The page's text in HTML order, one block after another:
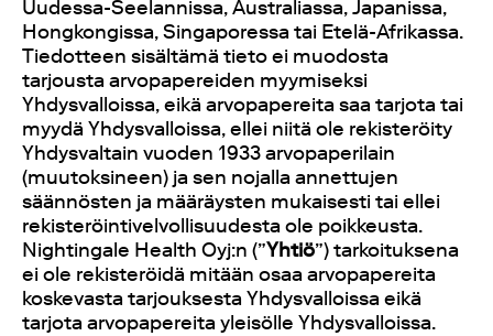
Uudessa-Seelannissa, Australiassa, Japanissa,
Hongkongissa, Singaporessa tai Etelä-Afrikassa.
Tiedotteen sisältämä tieto ei muodosta
tarjousta arvopapereiden myymiseksi
Yhdysvalloissa, eikä arvopapereita saa tarjota tai
myydä Yhdysvalloissa, ellei niitä ole rekisteröity
Yhdysvaltain vuoden 1933 arvopaperilain
(muutoksineen) ja sen nojalla annettujen
säännösten ja määräysten mukaisesti tai ellei
rekisteröintivelvollisuudesta ole poikkeusta.
Nightingale Health Oyj:n (”Yhtiö”) tarkoituksena
ei ole rekisteröidä mitään osaa arvopapereita
koskevasta tarjouksesta Yhdysvalloissa eikä
tarjota arvopapereita yleisölle Yhdysvalloissa.